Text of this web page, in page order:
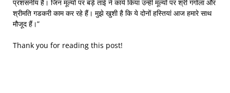
प्रशंसनीय है। जिन मूल्यों पर बड़े ताई ने कार्य किया उन्ही मूल्यों पर श्री गंगोला और
श्रीमति गडकरी काम कर रहे हैं। मुझे खुशी है कि ये दोनों हस्तियां आज हमारे साथ
मौजूद हैं।”
Thank you for reading this post!